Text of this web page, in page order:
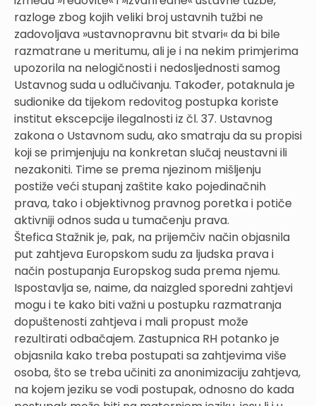
razloge zbog kojih veliki broj ustavnih tužbi ne
zadovoljava »ustavnopravnu bit stvari« da bi bile
razmatrane u meritumu, ali je i na nekim primjerima
upozorila na nelogičnosti i nedosljednosti samog
Ustavnog suda u odlučivanju. Također, potaknula je
sudionike da tijekom redovitog postupka koriste
institut ekscepcije ilegalnosti iz čl. 37. Ustavnog
zakona o Ustavnom sudu, ako smatraju da su propisi
koji se primjenjuju na konkretan slučaj neustavni ili
nezakoniti. Time se prema njezinom mišljenju
postiže veći stupanj zaštite kako pojedinačnih
prava, tako i objektivnog pravnog poretka i potiče
aktivniji odnos suda u tumačenju prava.
Štefica Stažnik je, pak, na prijemčiv način objasnila
put zahtjeva Europskom sudu za ljudska prava i
način postupanja Europskog suda prema njemu.
Ispostavlja se, naime, da naizgled sporedni zahtjevi
mogu i te kako biti važni u postupku razmatranja
dopuštenosti zahtjeva i mali propust može
rezultirati odbačajem. Zastupnica RH potanko je
objasnila kako treba postupati sa zahtjevima više
osoba, što se treba učiniti za anonimizaciju zahtjeva,
na kojem jeziku se vodi postupak, odnosno do kada